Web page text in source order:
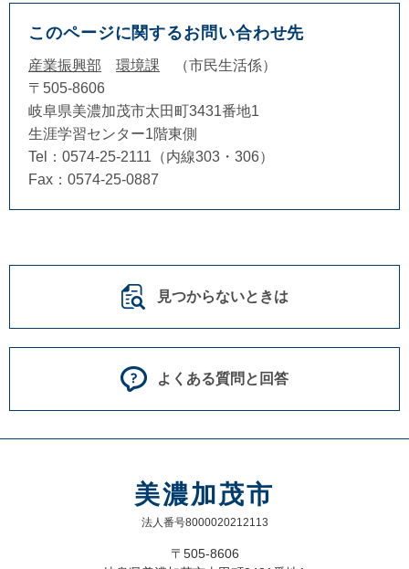
このページに関するお問い合わせ先
産業振興部 環境課
市民生活係
〒505-8606
岐阜県美濃加茂市太田町3431番地1
生涯学習センター1階東側
Tel：0574-25-2111（内線303・306）
Fax：0574-25-0887
見つからないときは
よくある質問と回答
美濃加茂市
法人番号8000020212113
〒505-8606